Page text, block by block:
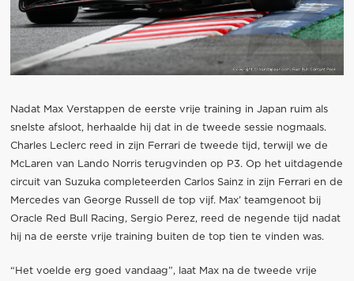
Nadat Max Verstappen de eerste vrije training in Japan ruim als
snelste afsloot, herhaalde hij dat in de tweede sessie nogmaals.
Charles Leclerc reed in zijn Ferrari de tweede tijd, terwijl we de
McLaren van Lando Norris terugvinden op P3. Op het uitdagende
circuit van Suzuka completeerden Carlos Sainz in zijn Ferrari en de
Mercedes van George Russell de top vijf. Max’ teamgenoot bij
Oracle Red Bull Racing, Sergio Perez, reed de negende tijd nadat
hij na de eerste vrije training buiten de top tien te vinden was.
“Het voelde erg goed vandaag”, laat Max na de tweede vrije